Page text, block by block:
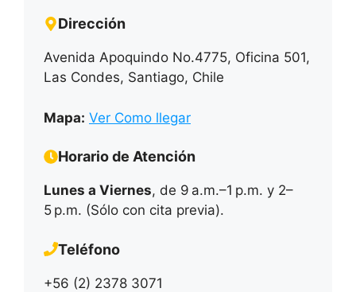
Dirección
Avenida Apoquindo No.4775, Oficina 501,
Las Condes, Santiago, Chile
Mapa: Ver Como llegar
Horario de Atención
Lunes a Viernes, de 9 a.m.–1 p.m. y 2–
5 p.m. (Sólo con cita previa).
Teléfono
+56 (2) 2378 3071